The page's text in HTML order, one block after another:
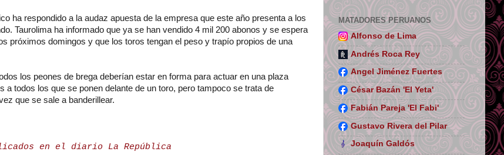
ha respondido a la audaz apuesta de la empresa que este año presenta a los
Taurolima ha informado que ya se han vendido 4 mil 200 abonos y se espera
próximos domingos y que los toros tengan el peso y trapío propios de una
los peones de brega deberían estar en forma para actuar en una plaza
a todos los que se ponen delante de un toro, pero tampoco se trata de
que se sale a banderillear.
en el diario La República
MATADORES PERUANOS
Alfonso de Lima
Andrés Roca Rey
Angel Jiménez Fuertes
César Bazán 'El Yeta'
Fabián Pareja 'El Fabi'
Gustavo Rivera del Pilar
Joaquín Galdós